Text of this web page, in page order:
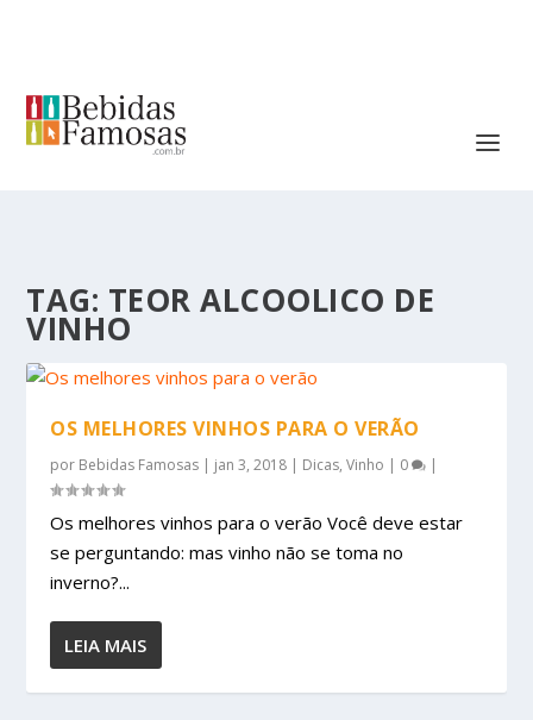
TAG: TEOR ALCOOLICO DE
VINHO
OS MELHORES VINHOS PARA O VERÃO
por Bebidas Famosas | jan 3, 2018 | Dicas,Vinho | 0 |
Os melhores vinhos para o verão Você deve estar
se perguntando: mas vinho não se toma no
inverno?...
LEIA MAIS